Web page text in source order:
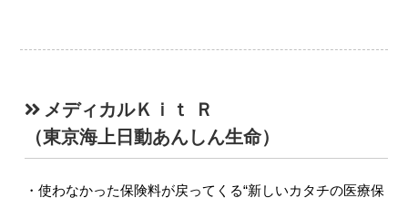
メディカルＫｉｔ Ｒ
（東京海上日動あんしん生命）
使わなかった保険料が戻ってくる“新しいカタチの医療保